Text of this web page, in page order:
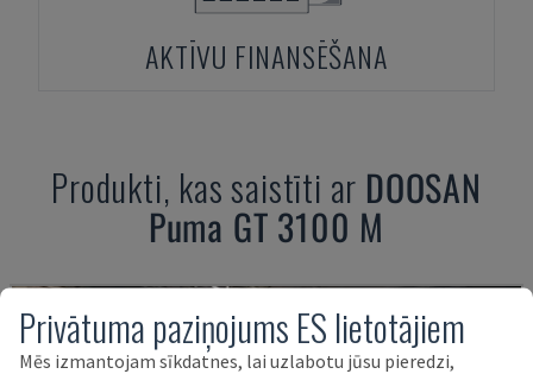
AKTĪVU FINANSĒŠANA
Produkti, kas saistīti ar DOOSAN
Puma GT 3100 M
Privātuma paziņojums ES lietotājiem
Mēs izmantojam sīkdatnes, lai uzlabotu jūsu pieredzi,